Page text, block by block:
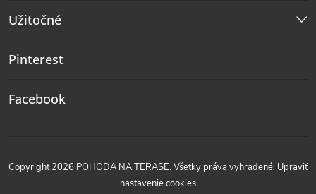
Užitočné
Pinterest
Facebook
Copyright 2026 POHODA NA TERASE. Všetky práva vyhradené. Upraviť
nastavenie cookies